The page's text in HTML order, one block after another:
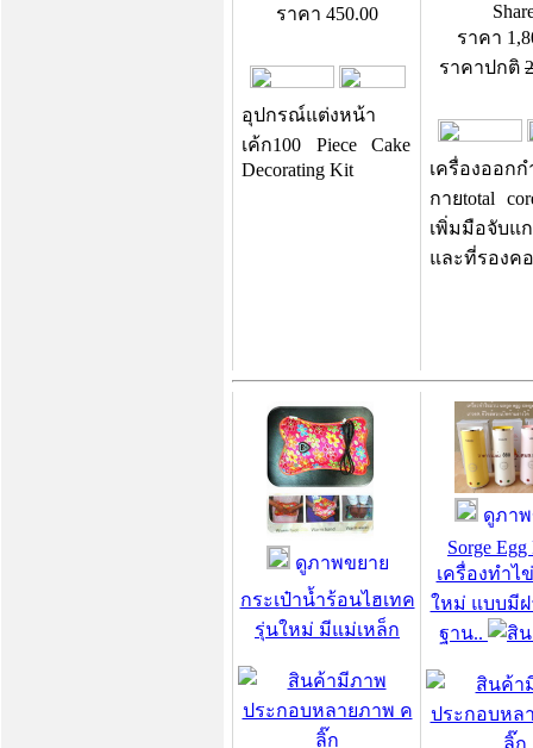
ราคา 450.00
อุปกรณ์แต่งหน้า
เค้ก100 Piece Cake
Decorating Kit
ราคา
ราคาปกติ
เครื่องออกก
กายtotal
เพิ่มมือจับแ
และที่รองค
ดูภาพขยาย
กระเป๋าน้ำร้อนไฮเทค
รุ่นใหม่ มีแม่เหล็ก
ดูภา
Sorge Egg
เครื่องทำไ
ใหม่ แบบมีฝ
ฐาน..